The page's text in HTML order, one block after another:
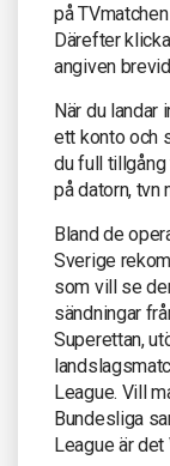
på
Därefter
angiven
När du landar
ett konto och
du full
på datorn, tvn
Bland de
Sverige
som vill se
sändningar
Superettan,
League. Vill
Bundesliga
League är det